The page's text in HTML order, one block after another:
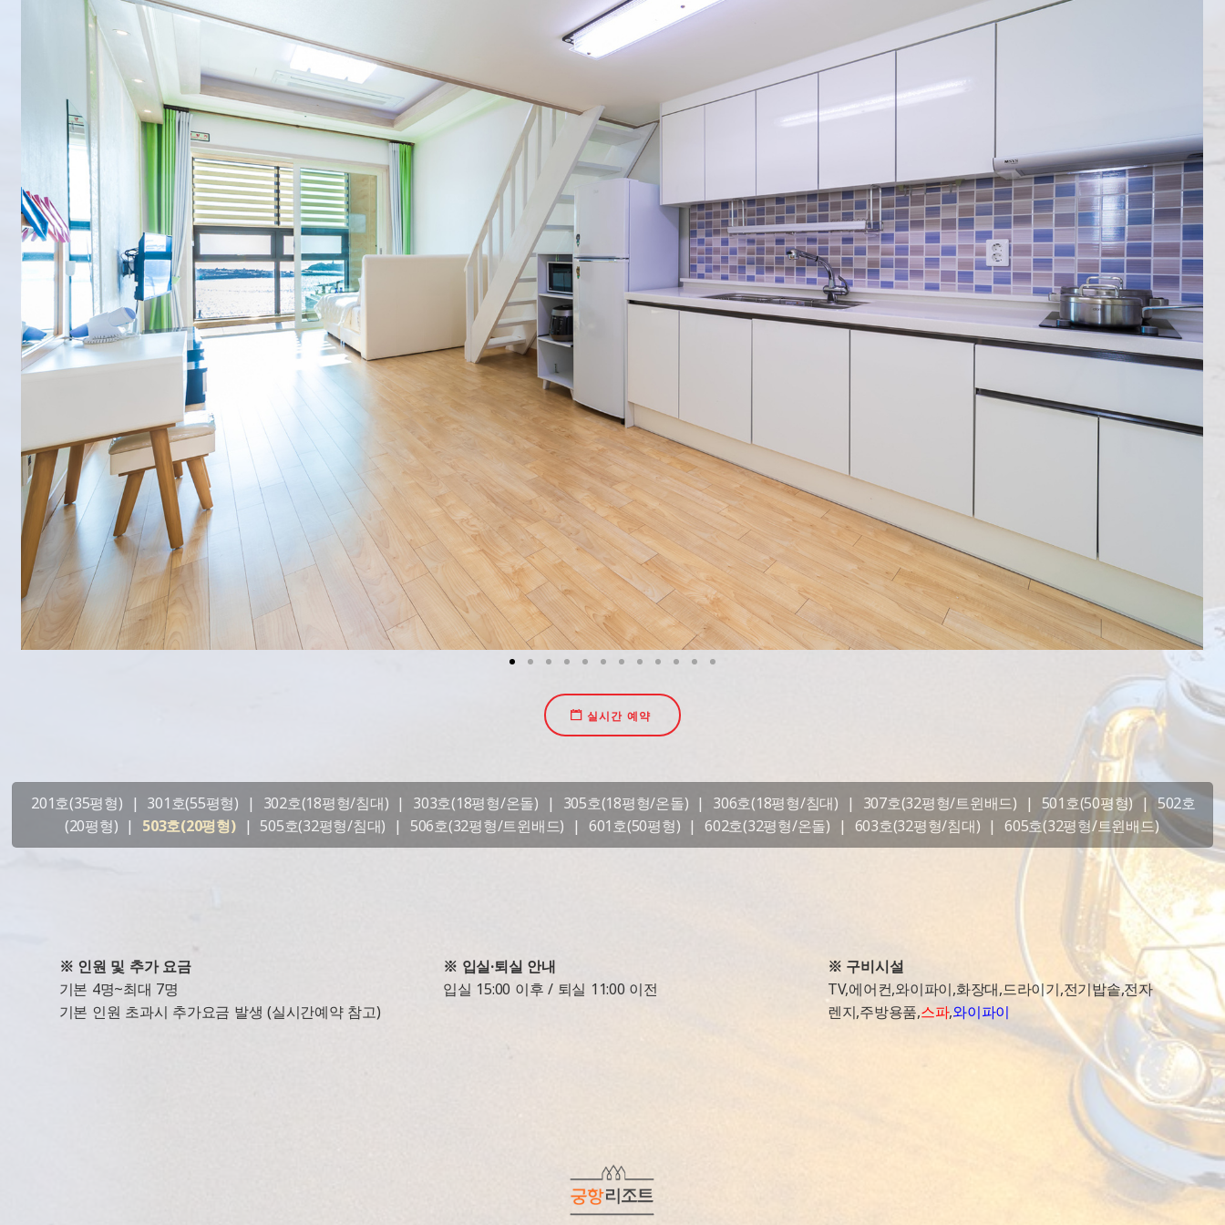
실시간 예약
201호(35평형) | 301호(55평형) | 302호(18평형/침대) | 303호(18평형/온돌) | 305호(18평형/온돌) | 306호(18평형/침대) | 307호(32평형/트윈배드) | 501호(50평형) | 502호
(20평형) | 503호(20평형) | 505호(32평형/침대) | 506호(32평형/트윈배드) | 601호(50평형) | 602호(32평형/온돌) | 603호(32평형/침대) | 605호(32평형/트윈배드)
※ 인원 및 추가 요금
기본 4명~최대 7명
기본 인원 초과시 추가요금 발생 (실시간예약 참고)
※ 입실·퇴실 안내
입실 15:00 이후 / 퇴실 11:00 이전
※ 구비시설
TV,에어컨,와이파이,화장대,드라이기,전기밥솥,전자
렌지,주방용품,스파,와이파이